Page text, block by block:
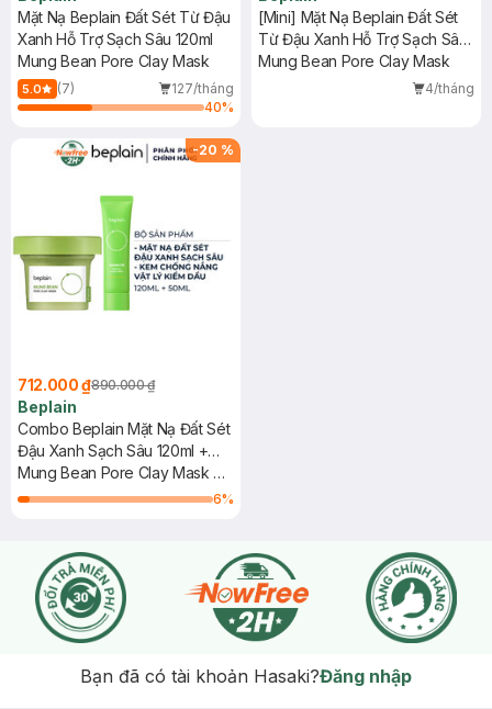
Mặt Nạ Beplain Đất Sét Từ Đậu
Xanh Hỗ Trợ Sạch Sâu 120ml
Mung Bean Pore Clay Mask
5.0 (7)
127/tháng
40%
[Mini] Mặt Nạ Beplain Đất Sét
Từ Đậu Xanh Hỗ Trợ Sạch Sâu
12ml
Mung Bean Pore Clay Mask
4/tháng
-20 %
712.000 ₫890.000 ₫
Beplain
Combo Beplain Mặt Nạ Đất Sét
Đậu Xanh Sạch Sâu 120ml +
Kem Chống Nắng Vật Lý Kiềm
Dầu Mịn Lì 50ml
Mung Bean Pore Clay Mask +
Sunmuse Mineral Sunscreen6%
Bạn đã có tài khoản Hasaki?Đăng nhập